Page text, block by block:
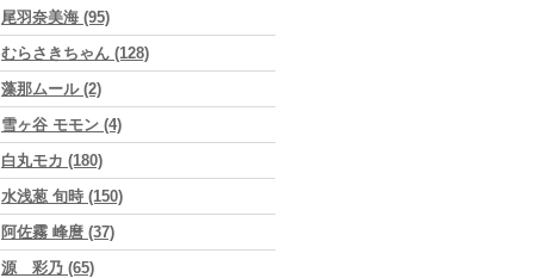
尾羽奈美海 (95)
むらさきちゃん (128)
藻那ムール (2)
雪ヶ谷 モモン (4)
白丸モカ (180)
水浅葱 旬時 (150)
阿佐霧 峰麿 (37)
源 彩乃 (65)